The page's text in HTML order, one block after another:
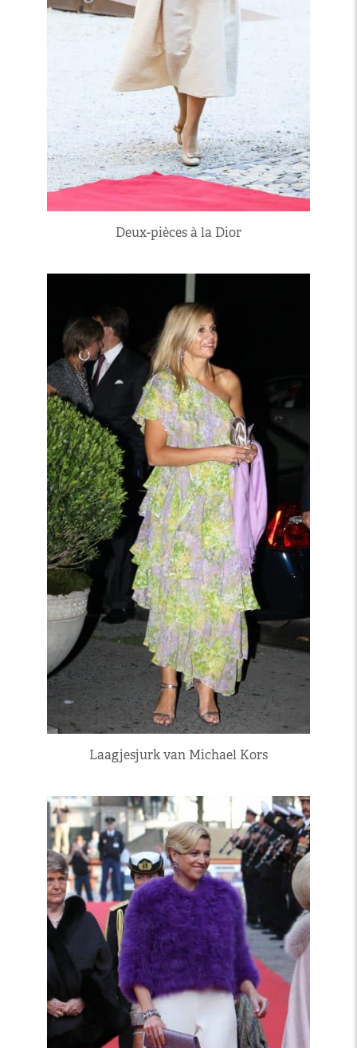
Deux-pièces à la Dior
Laagjesjurk van Michael Kors